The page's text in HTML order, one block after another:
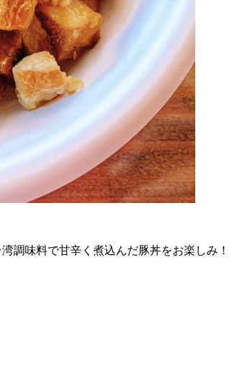
調味料で甘辛く煮込んだ豚丼をお楽しみ！